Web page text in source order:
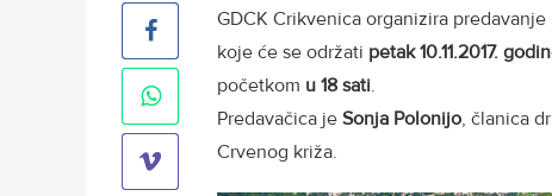
GDCK Crikvenica organizira
koje će se održati petak 10.11.2017.
početkom u 18 sati.
Predavačica je Sonja Polonijo, članica
Crvenog križa.